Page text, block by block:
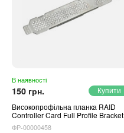
В наявності
150 грн.
Високопрофільна планка RAID
Controller Card Full Profile Bracket
ФР-00000458